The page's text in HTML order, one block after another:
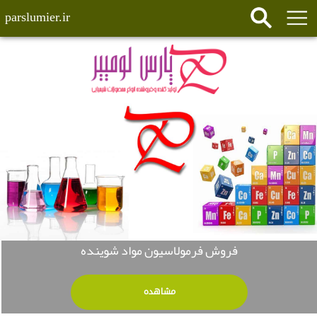
parslumier.ir
فروش فرمولاسیون مواد شوینده
مشاهده